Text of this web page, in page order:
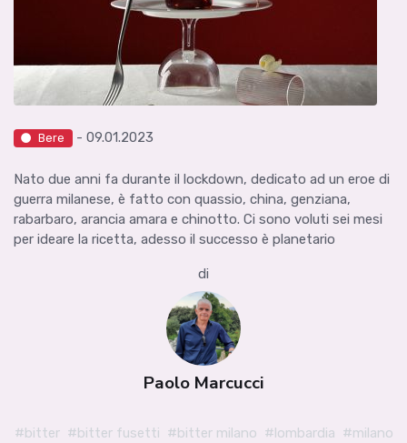
Bere - 09.01.2023
Nato due anni fa durante il lockdown, dedicato ad un eroe di
guerra milanese, è fatto con quassio, china, genziana,
rabarbaro, arancia amara e chinotto. Ci sono voluti sei mesi
per ideare la ricetta, adesso il successo è planetario
di
Paolo Marcucci
#bitter #bitter fusetti #bitter milano #lombardia #milano